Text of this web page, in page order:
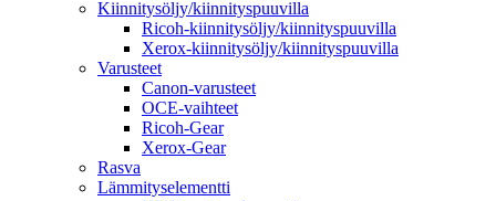
Kiinnitysöljy/kiinnityspuuvilla
Ricoh-kiinnitysöljy/kiinnityspuuvilla
Xerox-kiinnitysöljy/kiinnityspuuvilla
Varusteet
Canon-varusteet
OCE-vaihteet
Ricoh-Gear
Xerox-Gear
Rasva
Lämmityselementti